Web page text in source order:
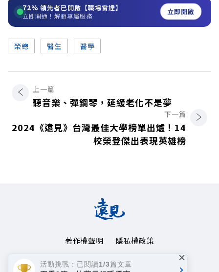
72% 領先者已開啟【職場雷達】
立即開通！解鎖專屬服務 立即開啟
榮總 醫生 醫學
上一篇
聽音樂、彈鋼琴，延緩老化不是夢
下一篇
2024《遠見》台灣最佳大學榜單出爐！14
校榮登傑出表現英雄榜
著作權聲明
隱私權政策
Copyright© 1999~2026
遠見天下文化事業群. All rights reserved.
活動挑戰：已閱讀1/3篇文章 ×